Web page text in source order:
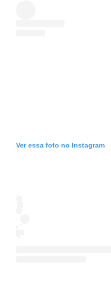
Ver essa foto no Instagram